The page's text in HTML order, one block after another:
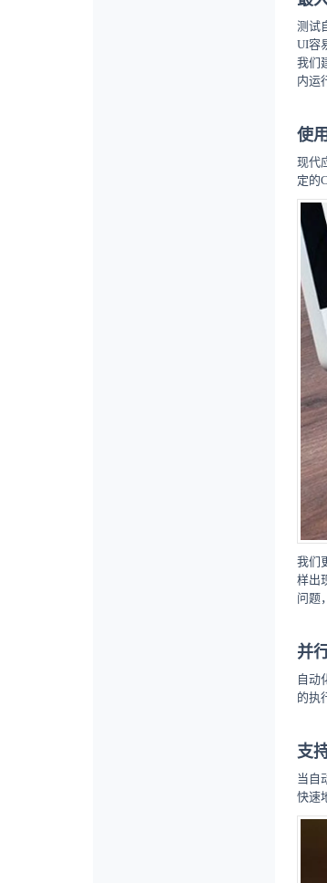
测试
UI容
我们
内运
使
现代
定的
我们
样出
问题
并
自动
的执
支
当自
快速